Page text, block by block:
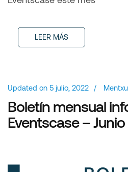
LEER MÁS
Updated on 5 julio, 2022 /
Boletín mensual
Eventscase –